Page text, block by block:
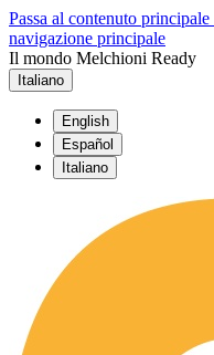
Passa al contenuto principale
navigazione principale
Il mondo Melchioni Ready
Italiano
English
Español
Italiano